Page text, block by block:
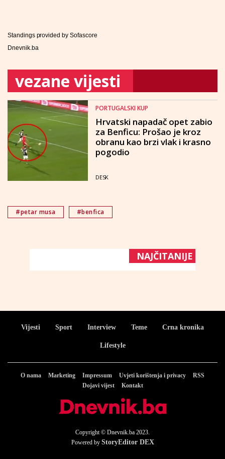
Standings provided by Sofascore
Dnevnik.ba
vezane vijesti
PORTUGALSKI KUP
Hrvatski napadač opet zabio
za Benficu: Prošao je kroz
obranu kao brzi vlak i krasno
pogodio
DESK
#petar musa #benfica
NAJČITANIJE
Vijesti Sport Interview Teme Crna kronika
Lifestyle
O nama Marketing Impressum Uvjeti korištenja i privacy
RSS
Dojavi vijest
Kontakt
Copyright © Dnevnik.ba 2023.
Powered by StoryEditor DEX